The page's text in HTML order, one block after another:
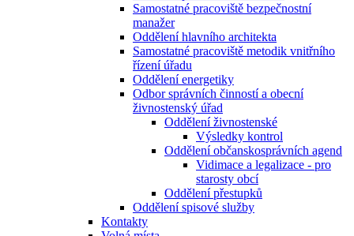
Samostatné pracoviště bezpečnostní
manažer
Oddělení hlavního architekta
Samostatné pracoviště metodik vnitřního
řízení úřadu
Oddělení energetiky
Odbor správních činností a obecní
živnostenský úřad
Oddělení živnostenské
Výsledky kontrol
Oddělení občanskosprávních agend
Vidimace a legalizace - pro
starosty obcí
Oddělení přestupků
Oddělení spisové služby
Kontakty